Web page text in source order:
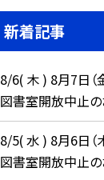
新着記事
8/6( 木 ) 8月7日（
図書室開放中止
8/5( 水 ) 8月6日（
図書室開放中止